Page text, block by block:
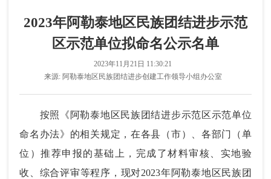
2023年阿勒泰地区民族团结进步示范
区示范单位拟命名公示名单
2023年11月21日 11:30:21
来源: 阿勒泰地区民族团结进步创建工作领导小组办公室
按照《阿勒泰地区民族团结进步示范区示范单位
命名办法》的相关规定，在各县（市）、各部门（单
位）推荐申报的基础上，完成了材料审核、实地验
收、综合评审等程序，现对2023年阿勒泰地区民族团